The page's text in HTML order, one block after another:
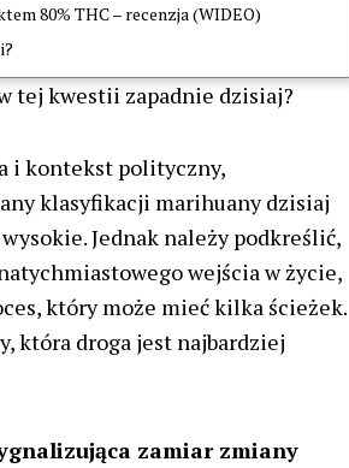
80% THC – recenzja (WIDEO)
tej kwestii zapadnie dzisiaj?
i kontekst polityczny,
klasyfikacji marihuany dzisiaj
Jednak należy podkreślić,
wejścia w życie,
który może mieć kilka ścieżek.
która droga jest najbardziej
zamiar zmiany